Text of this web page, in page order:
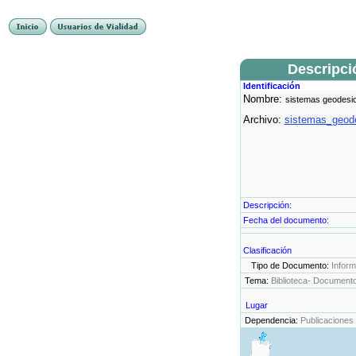
Identificación
Nombre: sistemas
Archivo:
Descripción:
Fecha del documento:
Clasificación
Tipo de Documento:
Tema: Biblioteca-
Lugar
Dependencia: